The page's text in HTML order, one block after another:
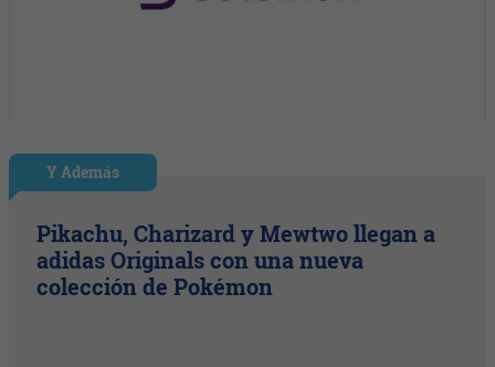
Y Además
Pikachu, Charizard y Mewtwo llegan a
adidas Originals con una nueva
colección de Pokémon